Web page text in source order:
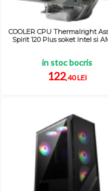
COOLER CPU Thermalright
Spirit 120 Plus soket Intel si
in stoc bocris
122,40 LEI